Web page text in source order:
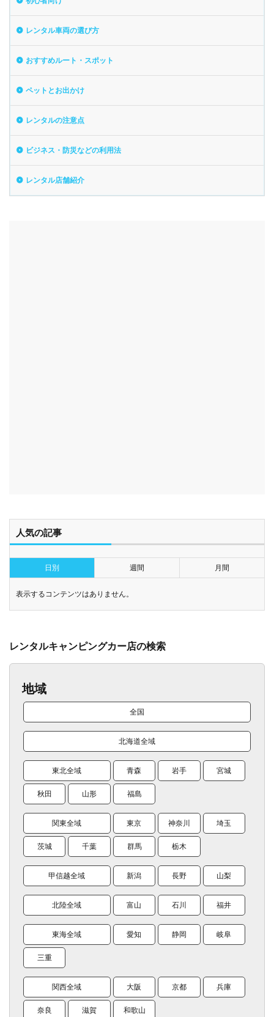
レンタル車両の選び方
おすすめルート・スポット
ペットとお出かけ
レンタルの注意点
ビジネス・防災などの利用法
レンタル店舗紹介
人気の記事
日別 週間 月間
表示するコンテンツはありません。
レンタルキャンピングカー店の検索
地域
全国
北海道全域
東北全域 青森 岩手 宮城
秋田 山形 福島
関東全域 東京 神奈川 埼玉
茨城 千葉 群馬 栃木
甲信越全域 新潟 長野 山梨
北陸全域 富山 石川 福井
東海全域 愛知 静岡 岐阜
三重
関西全域 大阪 京都 兵庫
奈良 滋賀 和歌山